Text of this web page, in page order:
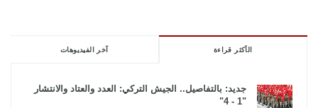
الأكثر قراءة آخر الفيديوهات
جديد: بالتفاصيل.. الجيش التركي: العدد والعتاد والانتشار
"1 - 4"